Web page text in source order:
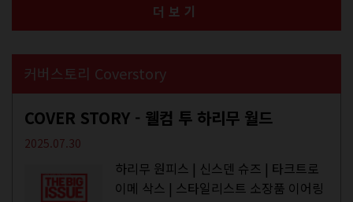
더보기
커버스토리 Coverstory
COVER STORY - 웰컴 투 하리무 월드
2025.07.30
하리무 원피스 | 신스덴 슈즈 | 타크트로
이메 삭스 | 스타일리스트 소장품 이어링